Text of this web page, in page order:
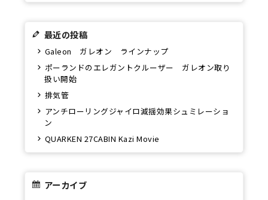
最近の投稿
Galeon ガレオン ラインナップ
ポーランドのエレガントクルーザー ガレオン取り
扱い開始
排気管
アンチローリングジャイロ減揺効果シュミレーショ
ン
QUARKEN 27CABIN Kazi Movie
アーカイブ